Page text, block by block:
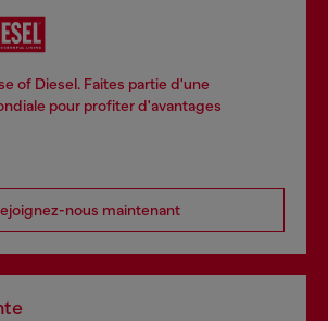
of Diesel. Faites partie d'une
pour profiter d'avantages
nous maintenant